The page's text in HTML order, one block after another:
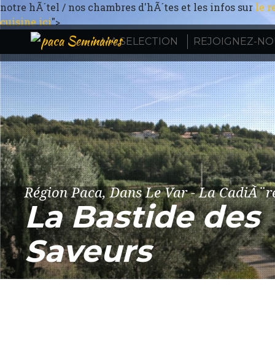
notre hÃ´tel / nos chambres d'hÃ´tes et les infos sur le
cuisine ici">
MA SELECTION REJOIGNEZ-
Région Paca, Dans Le Var - La
La Bastide des
Saveurs